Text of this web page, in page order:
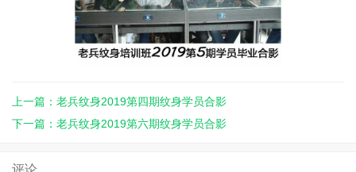
上一篇：老兵纹身2019第四期纹身学员合影
下一篇：老兵纹身2019第六期纹身学员合影